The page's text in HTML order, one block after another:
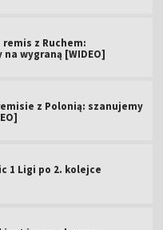
z Ruchem:
wygraną [WIDEO]
z Polonią: szanujemy
1 Ligi po 2. kolejce